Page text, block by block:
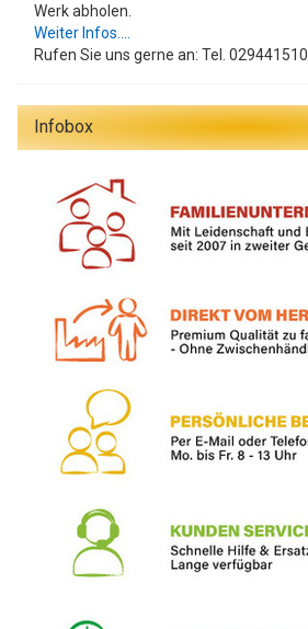
Werk abholen.
Weiter Infos....
Rufen Sie uns gerne an: Tel. 029441510
Infobox